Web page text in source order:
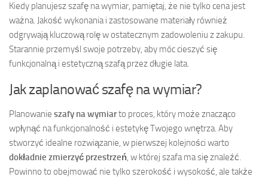
Kiedy planujesz szafę na wymiar, pamiętaj, że nie tylko cena jest
ważna. Jakość wykonania i zastosowane materiały również
odgrywają kluczową rolę w ostatecznym zadowoleniu z zakupu.
Starannie przemyśl swoje potrzeby, aby móc cieszyć się
funkcjonalną i estetyczną szafą przez długie lata.
Jak zaplanować szafę na wymiar?
Planowanie szafy na wymiarto proces, który może znacząco
wpłynąć na funkcjonalność i estetykę Twojego wnętrza. Aby
stworzyć idealne rozwiązanie, w pierwszej kolejności warto
dokładnie zmierzyć przestrzeń, w której szafa ma się znaleźć.
Powinno to obejmować nie tylko szerokość i wysokość, ale także